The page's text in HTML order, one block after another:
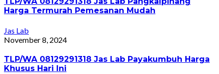
Harga Termurah Pemesanan Mudah
Jas Lab
November 8, 2024
TLP/WA 08129291318 Jas Lab Payakumbuh Harga
Khusus Hari Ini